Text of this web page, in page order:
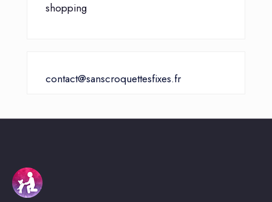
shopping
contact@sanscroquettesfixes.fr